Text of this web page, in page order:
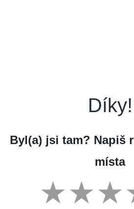
Díky!
Byl(a) jsi tam? Napiš
místa